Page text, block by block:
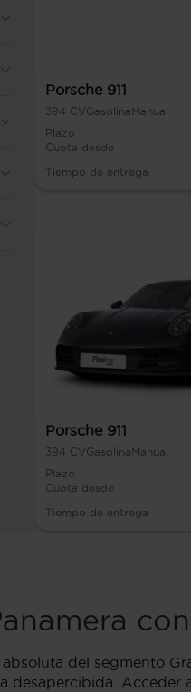
Porsche 911
394 CVGasolina Manual
Plazo
Cuota desde
Tiempo de entrega
Porsche 911
394 CVGasolinaManual
Plazo
Cuota desde
Tiempo de entrega
absoluta del segmento
desapercibida. Acceder